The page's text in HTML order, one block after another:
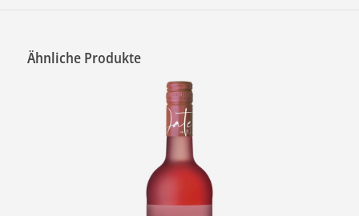
Ähnliche Produkte